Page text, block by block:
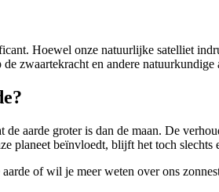
Hoewel onze natuurlijke satelliet
zwaartekracht en andere natuurkundige
aarde groter is dan de maan. De
planeet beïnvloedt, blijft het toch
of wil je meer weten over ons